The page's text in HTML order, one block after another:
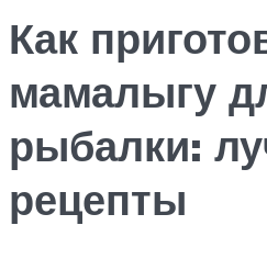
Как
мамалыгу
рыбалки:
рецепты